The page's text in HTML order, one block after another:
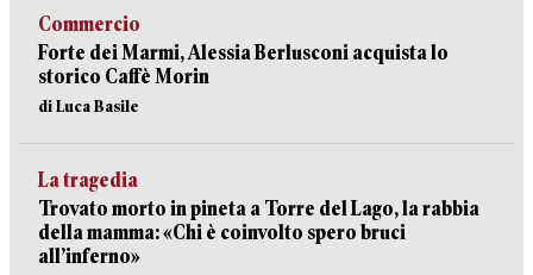
Commercio
Forte dei Marmi, Alessia Berlusconi acquista lo
storico Caffè Morin
di Luca Basile
La tragedia
Trovato morto in pineta a Torre del Lago, la rabbia
della mamma: «Chi è coinvolto spero bruci
all’inferno»